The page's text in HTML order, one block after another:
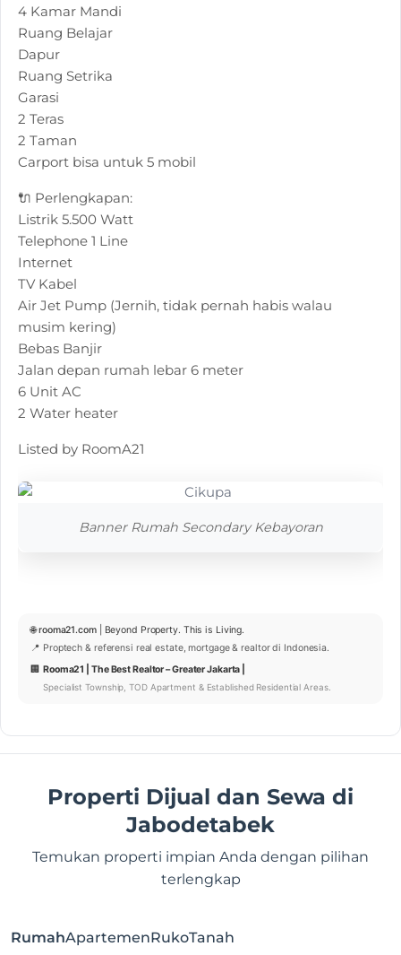
4 Kamar Mandi
Ruang Belajar
Dapur
Ruang Setrika
Garasi
2 Teras
2 Taman
Carport bisa untuk 5 mobil
🔌 Perlengkapan:
Listrik 5.500 Watt
Telephone 1 Line
Internet
TV Kabel
Air Jet Pump (Jernih, tidak pernah habis walau
musim kering)
Bebas Banjir
Jalan depan rumah lebar 6 meter
6 Unit AC
2 Water heater
Listed by RoomA21
Banner Rumah Secondary Kebayoran
🌐rooma21.com| Beyond Property. This is Living.
📍 Proptech & referensi real estate, mortgage & realtor di Indonesia.
🏢 Rooma21 | The Best Realtor – Greater Jakarta |
Specialist Township, TOD Apartment & Established Residential Areas.
Properti Dijual dan Sewa di
Jabodetabek
Temukan properti impian Anda dengan pilihan
terlengkap
RumahApartemenRukoTanah